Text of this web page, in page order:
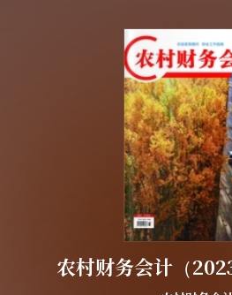
农村财务会计（